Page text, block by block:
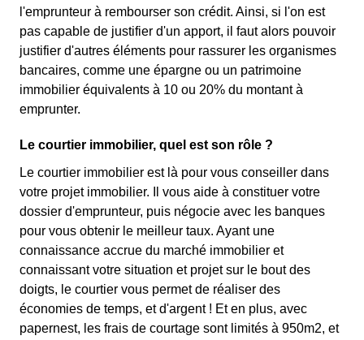
l'emprunteur à rembourser son crédit. Ainsi, si l'on est
pas capable de justifier d'un apport, il faut alors pouvoir
justifier d'autres éléments pour rassurer les organismes
bancaires, comme une épargne ou un patrimoine
immobilier équivalents à 10 ou 20% du montant à
emprunter.
Le courtier immobilier, quel est son rôle ?
Le courtier immobilier est là pour vous conseiller dans
votre projet immobilier. Il vous aide à constituer votre
dossier d'emprunteur, puis négocie avec les banques
pour vous obtenir le meilleur taux. Ayant une
connaissance accrue du marché immobilier et
connaissant votre situation et projet sur le bout des
doigts, le courtier vous permet de réaliser des
économies de temps, et d'argent ! Et en plus, avec
papernest, les frais de courtage sont limités à 950m2, et